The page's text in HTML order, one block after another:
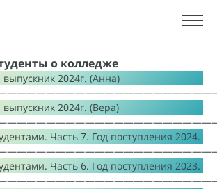
о колледже
выпускник 2024г. (Анна)
выпускник 2024г. (Вера)
Часть 7. Год поступления 2024.
Часть 6. Год поступления 2023.